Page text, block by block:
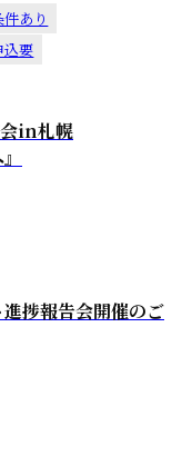
あり
込要
in札幌
捗報告会開催のご